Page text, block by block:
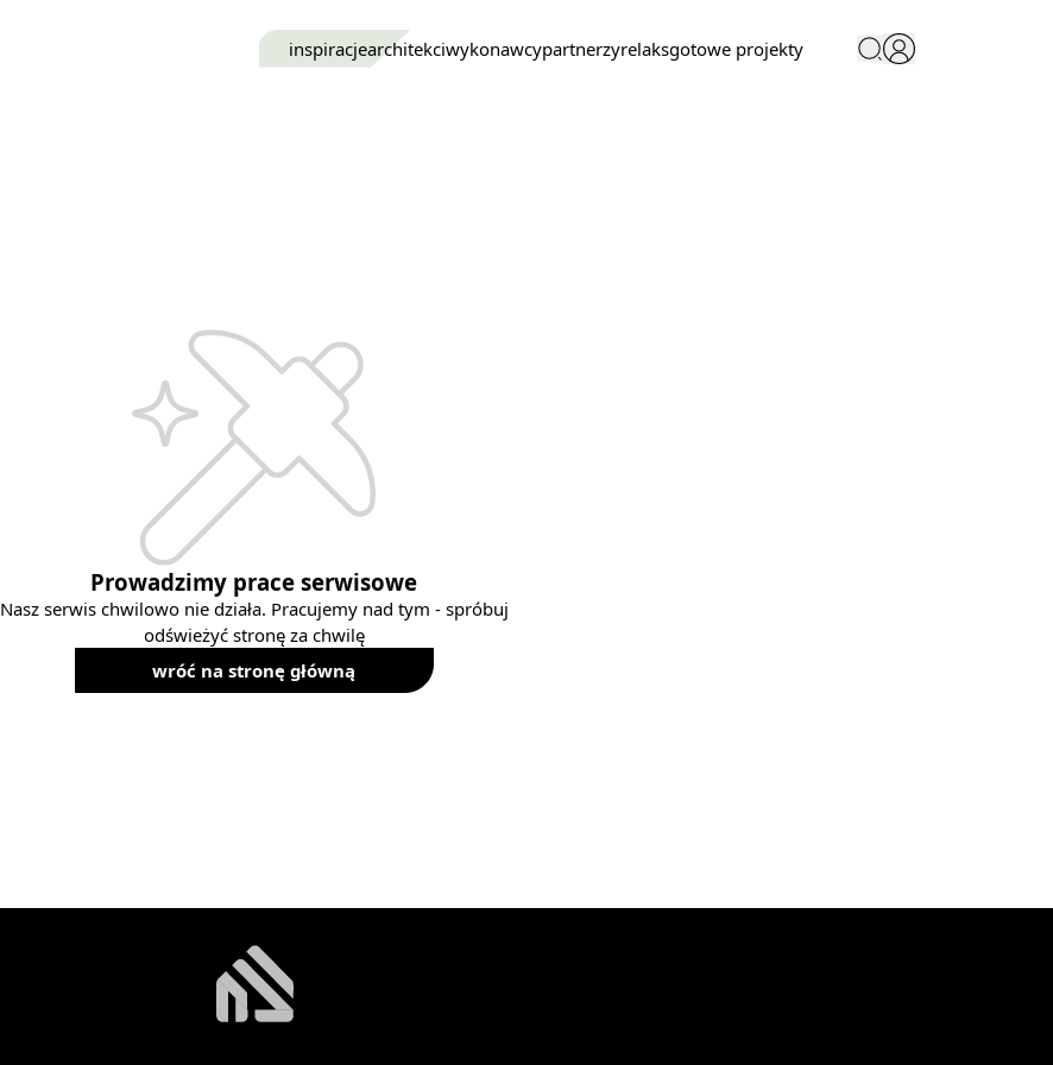
inspiracjearchitekciwykonawcypartnerzyrelaksgotowe projekty
Prowadzimy prace serwisowe
Nasz serwis chwilowo nie działa. Pracujemy nad tym - spróbuj
odświeżyć stronę za chwilę
wróć na stronę główną